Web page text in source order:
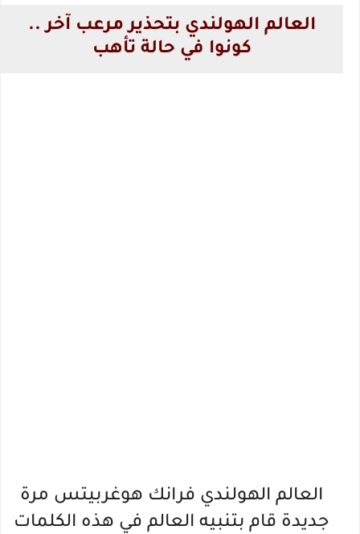
العالم الهولندي بتحذير مرعب آخر ..
كونوا في حالة تأهب
العالم الهولندي فرانك هوغربيتس مرة
جديدة قام بتنبيه العالم في هذه الكلمات